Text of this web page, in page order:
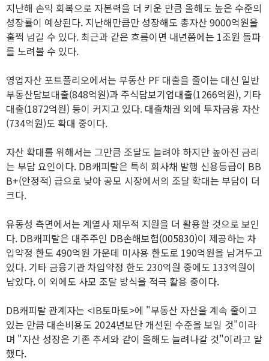
지난해 손익 회복으로 자본력을 더 키운 만큼 올해도 높은 수준의
성장률이 예상된다. 지난해만큼만 성장해도 총자산 9000억원을
훌쩍 넘길 수 있다. 최근과 같은 흐름이면 내년쯤에는 1조원 돌파
를 노려볼 수 있다.
영업자산 포트폴리오에서는 부동산 PF 대출을 줄이는 대신 일반
부동산담보대출(848억원)과 주식담보기업대출(1266억원), 기타
대출(1872억원) 등이 커지고 있다. 대출채권 외에 투자금융 자산
(734억원)도 확대 중이다.
자산 확대를 위해서는 그만큼 조달도 늘려야 하지만 높아진 금리
는 부담 요인이다. DB캐피탈은 특히 회사채 발행 신용등급이 BB
B+(안정적) 급으로 낮아 공모 시장에서의 조달 확대는 부담이 더
크다.
유동성 측면에서는 계열사 재무적 지원을 더 활용할 것으로 보인
다. DB캐피탈은 대주주인 DB손해보험(005830)이 제공하는 차
입약정 한도 490억원 가운데 미사용 한도로 190억원을 남겨두고
있다. 기타 금융기관 차입약정 한도 230억원 중에도 133억원이
남았다. 이 외에도 사모 조달 방식을 적극 활용 중이다.
DB캐피탈 관계자는 <IB토마토>에 "부동산 자산을 계속 줄이고
있는 만큼 대손비용도 2024년보단 개선된 수준을 보일 것"이라
며 "자산 성장은 기존 추세와 같이 올해도 늘려나갈 것"이라고 말
했다.